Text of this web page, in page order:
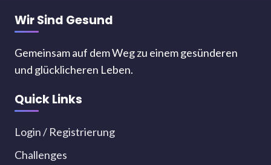
Wir Sind Gesund
Gemeinsam auf dem Weg zu einem gesünderen
und glücklicheren Leben.
Quick Links
Login / Registrierung
Challenges